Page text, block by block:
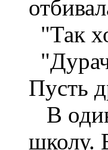
"Так
Пусть
В
школу.